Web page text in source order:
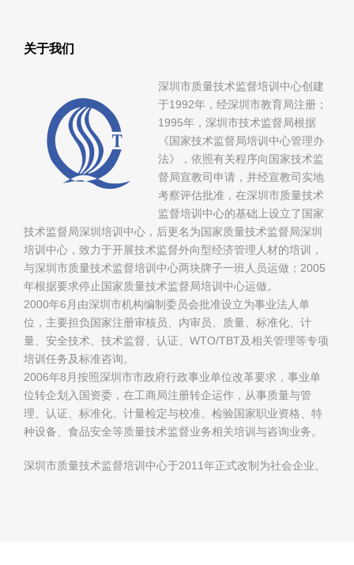
关于我们
深圳市质量技术监督培训中心创建
于1992年，经深圳市教育局注册；
1995年，深圳市技术监督局根据
《国家技术监督局培训中心管理办
法》，依照有关程序向国家技术监
督局宣教司申请，并经宣教司实地
考察评估批准，在深圳市质量技术
监督培训中心的基础上设立了国家
技术监督局深圳培训中心，后更名为国家质量技术监督局深圳
培训中心，致力于开展技术监督外向型经济管理人材的培训，
与深圳市质量技术监督培训中心两块牌子一班人员运做；2005
年根据要求停止国家质量技术监督局培训中心运做。
2000年6月由深圳市机构编制委员会批准设立为事业法人单
位，主要担负国家注册审核员、内审员、质量、标准化、计
量、安全技术、技术监督、认证、WTO/TBT及相关管理等专项
培训任务及标准咨询。
2006年8月按照深圳市市政府行政事业单位改革要求，事业单
位转企划入国资委，在工商局注册转企运作，从事质量与管
理、认证、标准化、计量检定与校准、检验国家职业资格、特
种设备、食品安全等质量技术监督业务相关培训与咨询业务。
深圳市质量技术监督培训中心于2011年正式改制为社会企业。